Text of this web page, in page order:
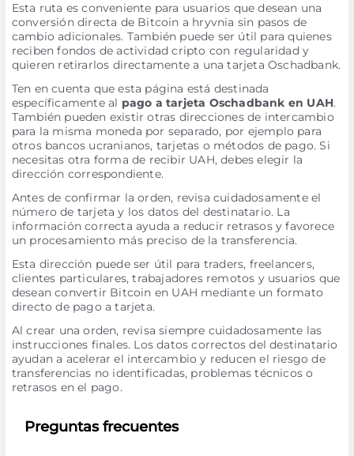
Esta ruta es conveniente para usuarios que desean una
conversión directa de Bitcoin a hryvnia sin pasos de
cambio adicionales. También puede ser útil para quienes
reciben fondos de actividad cripto con regularidad y
quieren retirarlos directamente a una tarjeta Oschadbank.
Ten en cuenta que esta página está destinada
específicamente al pago a tarjeta Oschadbank en UAH.
También pueden existir otras direcciones de intercambio
para la misma moneda por separado, por ejemplo para
otros bancos ucranianos, tarjetas o métodos de pago. Si
necesitas otra forma de recibir UAH, debes elegir la
dirección correspondiente.
Antes de confirmar la orden, revisa cuidadosamente el
número de tarjeta y los datos del destinatario. La
información correcta ayuda a reducir retrasos y favorece
un procesamiento más preciso de la transferencia.
Esta dirección puede ser útil para traders, freelancers,
clientes particulares, trabajadores remotos y usuarios que
desean convertir Bitcoin en UAH mediante un formato
directo de pago a tarjeta.
Al crear una orden, revisa siempre cuidadosamente las
instrucciones finales. Los datos correctos del destinatario
ayudan a acelerar el intercambio y reducen el riesgo de
transferencias no identificadas, problemas técnicos o
retrasos en el pago.
Preguntas frecuentes